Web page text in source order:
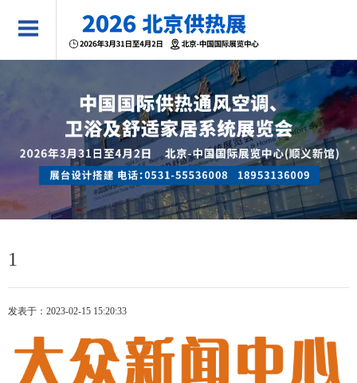
1
发表于：2023-02-15 15:20:33